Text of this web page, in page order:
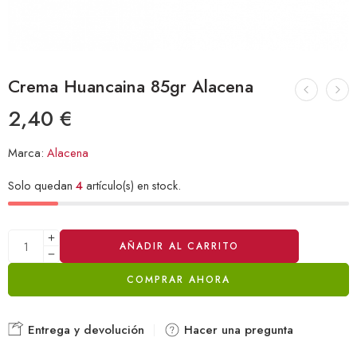
Crema Huancaina 85gr Alacena
2,40 €
Marca: Alacena
Solo quedan 4artículo(s) en stock.
AÑADIR AL CARRITO
COMPRAR AHORA
Alternative:
Entrega y devolución Hacer una pregunta